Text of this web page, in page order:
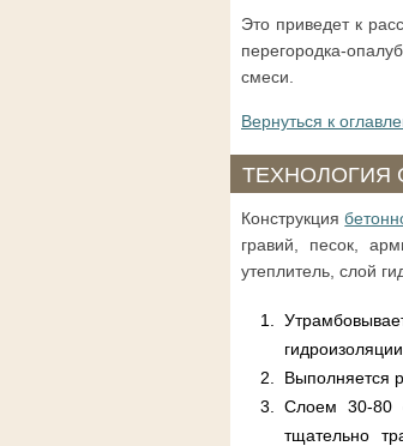
Это приведет к
перегородка-
смеси.
Вернуться к
ТЕХНОЛОГИЯ
Конструкция
гравий, песок,
утеплитель, слой
Выполняется
Слоем 30-80
тщательно